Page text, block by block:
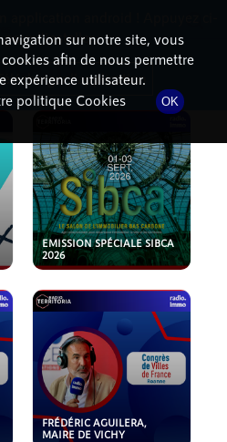
EMISSION SPÉCIALE SIBCA
2026
FRÉDÉRIC AGUILERA,
MAIRE DE VICHY
sur notre site, vous
afin de nous permettre
expérience utilisateur.
politique Cookies
OK
pour l'installer.
l'application